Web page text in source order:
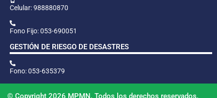
Celular: 988880870
Fono Fijo: 053-690051
GESTIÓN DE RIESGO DE DESASTRES
Fono: 053-635379
© Copyright 2026 MPMN. Todos los derechos reservados.